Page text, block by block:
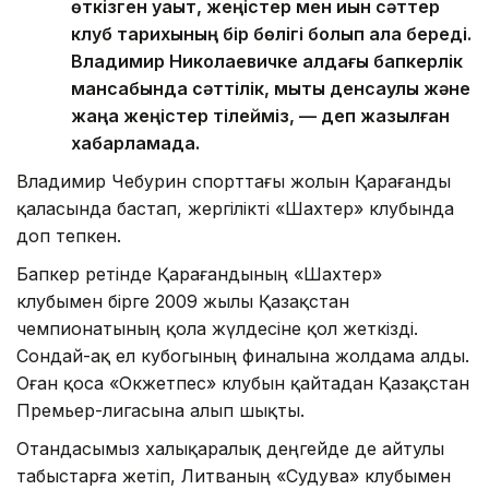
өткізген уақыт, жеңістер мен қиын сәттер
клуб тарихының бір бөлігі болып қала береді.
Владимир Николаевичке алдағы бапкерлік
мансабында сәттілік, мықты денсаулық және
жаңа жеңістер тілейміз, — деп жазылған
хабарламада.
Владимир Чебурин спорттағы жолын Қарағанды
қаласында бастап, жергілікті «Шахтер» клубында
доп тепкен.
Бапкер ретінде Қарағандының «Шахтер»
клубымен бірге 2009 жылы Қазақстан
чемпионатының қола жүлдесіне қол жеткізді.
Сондай-ақ ел кубогының финалына жолдама алды.
Оған қоса «Окжетпес» клубын қайтадан Қазақстан
Премьер-лигасына алып шықты.
Отандасымыз халықаралық деңгейде де айтулы
табыстарға жетіп, Литваның «Судува» клубымен